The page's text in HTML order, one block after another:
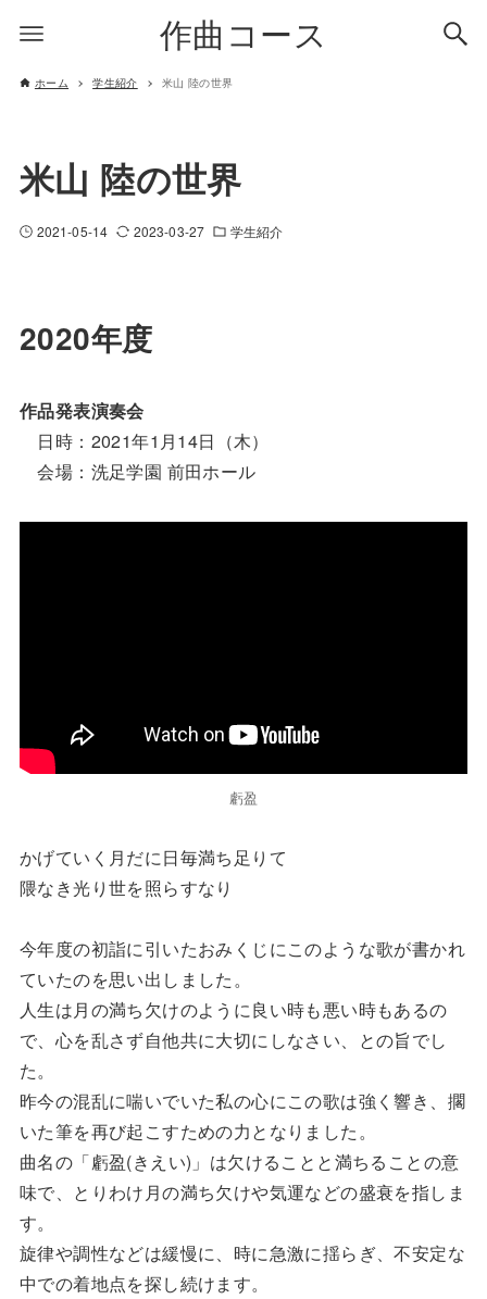
作曲コース
ホーム 学生紹介 米山 陸の世界
米山 陸の世界
2021-05-14 2023-03-27 学生紹介
2020年度
作品発表演奏会
日時：2021年1月14日（木）
会場：洗足学園 前田ホール
虧盈
かげていく月だに日毎満ち足りて
隈なき光り世を照らすなり
今年度の初詣に引いたおみくじにこのような歌が書かれ
ていたのを思い出しました。
人生は月の満ち欠けのように良い時も悪い時もあるの
で、心を乱さず自他共に大切にしなさい、との旨でし
た。
昨今の混乱に喘いでいた私の心にこの歌は強く響き、擱
いた筆を再び起こすための力となりました。
曲名の「虧盈(きえい)」は欠けることと満ちることの意
味で、とりわけ月の満ち欠けや気運などの盛衰を指しま
す。
旋律や調性などは緩慢に、時に急激に揺らぎ、不安定な
中での着地点を探し続けます。